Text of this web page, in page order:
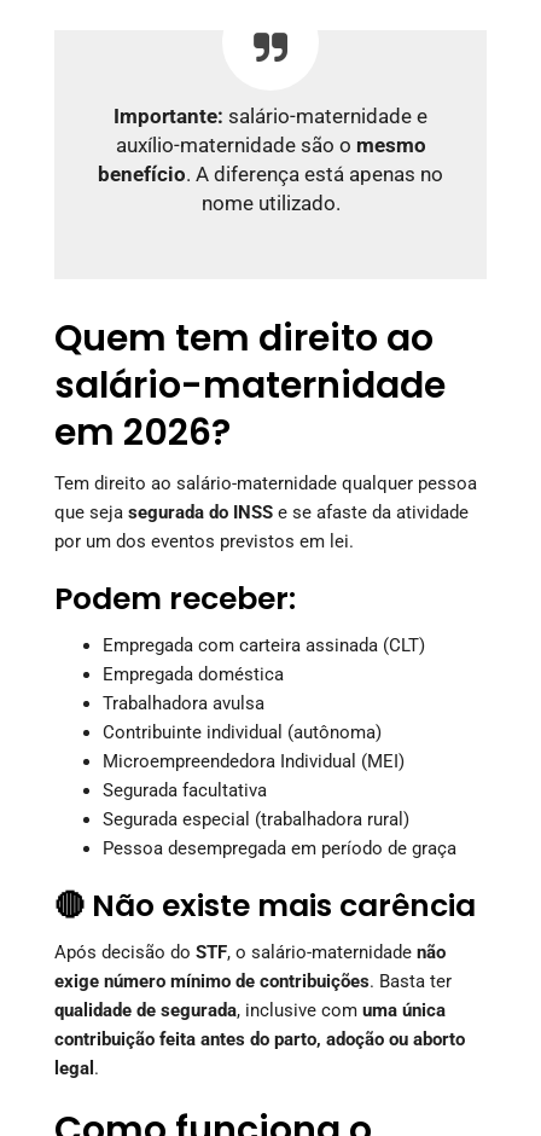
Importante: salário-maternidade e
auxílio-maternidade são o mesmo
benefício. A diferença está apenas no
nome utilizado.
Quem tem direito ao
salário-maternidade
em 2026?
Tem direito ao salário-maternidade qualquer pessoa
que seja segurada do INSS e se afaste da atividade
por um dos eventos previstos em lei.
Podem receber:
Empregada com carteira assinada (CLT)
Empregada doméstica
Trabalhadora avulsa
Contribuinte individual (autônoma)
Microempreendedora Individual (MEI)
Segurada facultativa
Segurada especial (trabalhadora rural)
Pessoa desempregada em período de graça
🔴 Não existe mais carência
Após decisão do STF, o salário-maternidade não
exige número mínimo de contribuições. Basta ter
qualidade de segurada, inclusive com uma única
contribuição feita antes do parto, adoção ou aborto
legal .